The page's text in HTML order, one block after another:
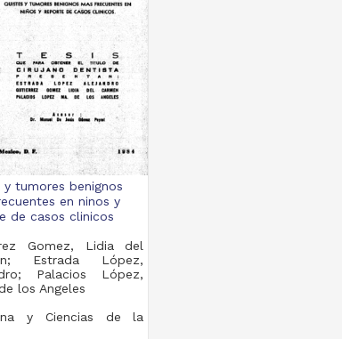
y tumores benignos
en ninos y
de casos clinicos
Gomez, Lidia del
Estrada López,
Palacios López,
los Angeles
y Ciencias de la